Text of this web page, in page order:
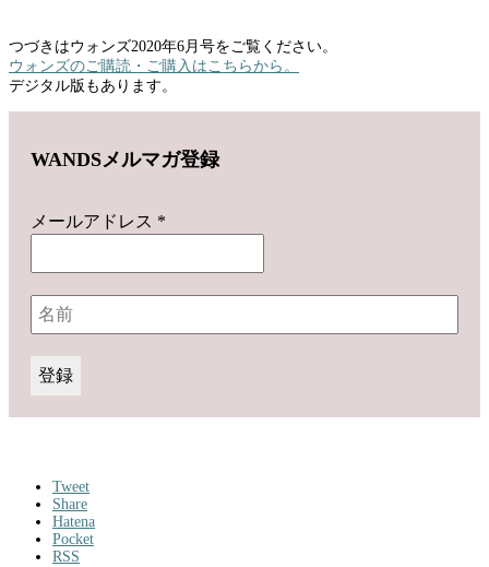
つづきはウォンズ2020年6月号をご覧ください。
ウォンズのご購読・ご購入はこちらから。
デジタル版もあります。
WANDSメルマガ登録
メールアドレス *
Tweet
Share
Hatena
Pocket
RSS